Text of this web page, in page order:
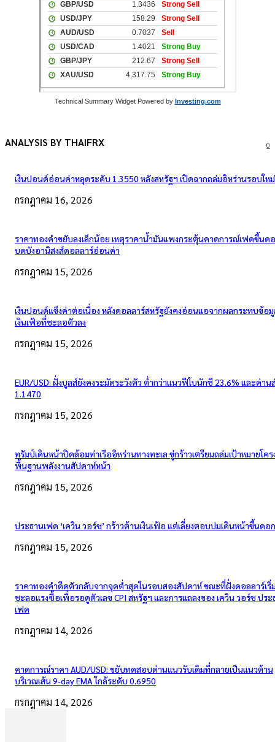
Technical Summary Widget Powered by Investing.com
0
ANALYSIS BY THAIFRX
เงินปอนด์อ่อนค่าหลุดระดับ 1.3550 หลังสหรัฐฯ เปิดฉากถล่มอิหร่านรอบใหม่
กรกฎาคม 16, 2026
ราคาทองคำขยับลงเล็กน้อย เหตุราคาน้ำมันแพงกระตุ้นคาดการณ์เฟดขึ้นด
บดบังอานิสงส์ดอลลาร์อ่อนค่า
กรกฎาคม 15, 2026
เงินปอนด์แข็งค่าต่อเนื่อง หลังดอลลาร์สหรัฐยังคงอ่อนแอจากผลกระทบข้อ
เงินเฟ้อที่ชะลอตัวลง
กรกฎาคม 15, 2026
EUR/USD: ฝั่งบูลส์ยังคงระมัดระวังตัว ต่ำกว่าแนวฟีโบนักชี 23.6% และด่า
1.1470
กรกฎาคม 15, 2026
ทรัมป์เดินหน้าปิดล้อมท่าเรืออิหร่านทางทะเล ขู่กร้าวเตรียมถล่มเป้าหมายโคร
พื้นฐานพลังงานสัปดาห์หน้า
กรกฎาคม 15, 2026
ประธานเฟด ‘เควิน วอร์ช’ กร้าวต้านเงินเฟ้อ แต่เลี่ยงตอบปมเดินหน้าขึ้นดอ
กรกฎาคม 15, 2026
ราคาทองคำดีดตัวกลับจากจุดต่ำสุดในรอบสองสัปดาห์ ขณะที่ฝั่งดอลลาร์เริ่
ชะลอแรงซื้อเพื่อรอดูตัวเลข CPI สหรัฐฯ และการแถลงของ เควิน วอร์ช ประ
เฟด
กรกฎาคม 14, 2026
คาดการณ์ราคา AUD/USD: ขยับทดสอบด่านแนวรับเดิมที่กลายเป็นแนวต้าน
บริเวณเส้น 9-day EMA ใกล้ระดับ 0.6950
กรกฎาคม 14, 2026